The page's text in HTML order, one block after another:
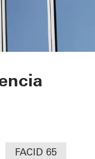
Otto
FACID 65